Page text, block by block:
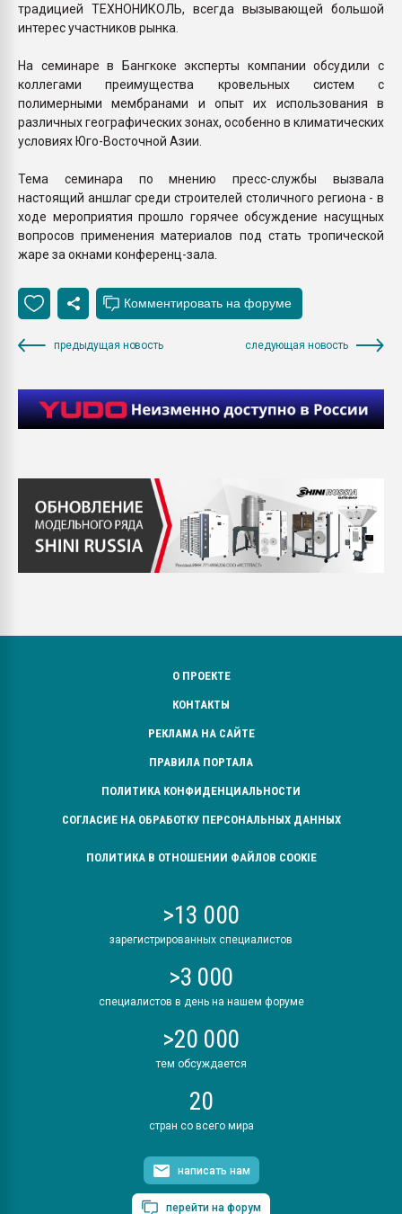
традицией ТЕХНОНИКОЛЬ, всегда вызывающей большой
интерес участников рынка.
На семинаре в Бангкоке эксперты компании обсудили с
коллегами преимущества кровельных систем с
полимерными мембранами и опыт их использования в
различных географических зонах, особенно в климатических
условиях Юго-Восточной Азии.
Тема семинара по мнению пресс-службы вызвала
настоящий аншлаг среди строителей столичного региона - в
ходе мероприятия прошло горячее обсуждение насущных
вопросов применения материалов под стать тропической
жаре за окнами конференц-зала.
предыдущая новость следующая новость
О ПРОЕКТЕ
КОНТАКТЫ
РЕКЛАМА НА САЙТЕ
ПРАВИЛА ПОРТАЛА
ПОЛИТИКА КОНФИДЕНЦИАЛЬНОСТИ
СОГЛАСИЕ НА ОБРАБОТКУ ПЕРСОНАЛЬНЫХ ДАННЫХ
ПОЛИТИКА В ОТНОШЕНИИ ФАЙЛОВ COOKIE
>13 000
зарегистрированных специалистов
>3 000
специалистов в день на нашем форуме
>20 000
тем обсуждается
20
стран со всего мира
написать нам
перейти на форум